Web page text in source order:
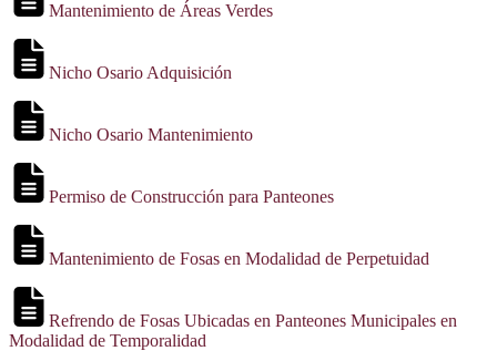
Mantenimiento de Áreas Verdes
Nicho Osario Adquisición
Nicho Osario Mantenimiento
Permiso de Construcción para Panteones
Mantenimiento de Fosas en Modalidad de Perpetuidad
Refrendo de Fosas Ubicadas en Panteones Municipales en
Modalidad de Temporalidad